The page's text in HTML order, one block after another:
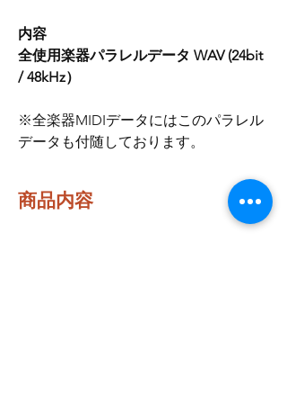
内容
全使用楽器パラレルデータ WAV (24bit
/ 48kHz）
※全楽器MIDIデータにはこのパラレル
データも付随しております。
商品内容